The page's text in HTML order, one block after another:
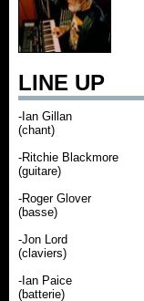
LINE UP
-Ian Gillan
(chant)
-Ritchie Blackmore
(guitare)
-Roger Glover
(basse)
-Jon Lord
(claviers)
-Ian Paice
(batterie)